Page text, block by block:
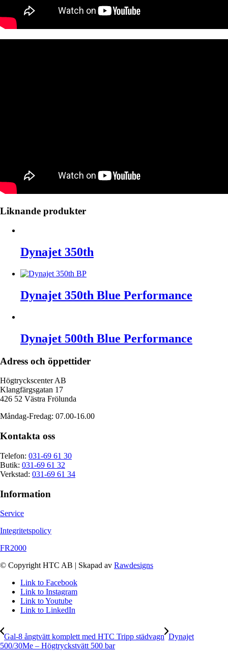
Liknande produkter
Dynajet 350th
Dynajet 350th Blue Performance
Dynajet 500th Blue Performance
Adress och öppettider
Högtryckscenter AB
Klangfärgsgatan 17
426 52 Västra Frölunda
Måndag-Fredag: 07.00-16.00
Kontakta oss
Telefon: 031-69 61 30
Butik: 031-69 61 32
Verkstad: 031-69 61 34
Information
Service
Integritetspolicy
FR2000
© Copyright HTC AB | Skapad av Rawdesigns
Link to Facebook
Link to Instagram
Link to Youtube
Link to LinkedIn
Gal-8 ångtvätt komplett med HTC Tripp städvagn Dynajet
500/30Me – Högtryckstvätt 500 bar